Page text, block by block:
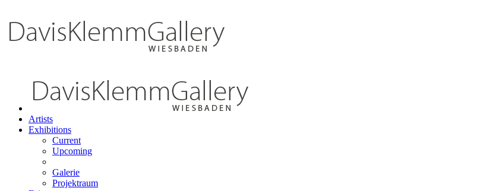
Artists
Exhibitions
Current
Upcoming
Galerie
Projektraum